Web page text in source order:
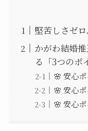
堅苦しさゼ
かがわ結婚
る「3つのポ
🌸 安心
🌸 安心
🌸 安心